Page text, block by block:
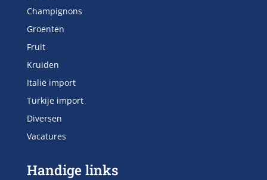
Champignons
Groenten
Fruit
Kruiden
Italië import
Turkije import
Diversen
Vacatures
Handige links